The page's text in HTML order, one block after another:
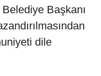
Başkanı
dile